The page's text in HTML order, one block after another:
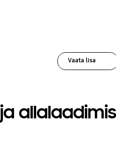
Vaata lisa